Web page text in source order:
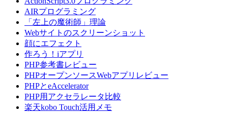
AIRプログラミング
「左上の魔術師」理論
Webサイトのスクリーンショット
顔にエフェクト
作ろう！iアプリ
PHP参考書レビュー
PHPオープンソースWebアプリレビュー
PHPとeAccelerator
PHP用アクセラレータ比較
楽天kobo Touch活用メモ